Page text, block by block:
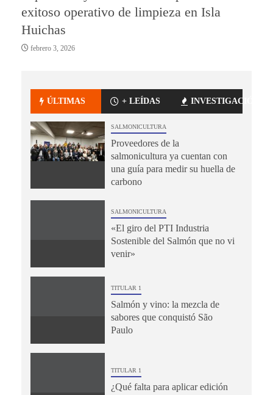
exitoso operativo de limpieza en Isla
Huichas
febrero 3, 2026
ÚLTIMAS + LEÍDAS INVESTIGACIÓN
SALMONICULTURA
Proveedores de la
salmonicultura ya cuentan con
una guía para medir su huella de
carbono
SALMONICULTURA
«El giro del PTI Industria
Sostenible del Salmón que no vi
venir»
TITULAR 1
Salmón y vino: la mezcla de
sabores que conquistó São
Paulo
TITULAR 1
¿Qué falta para aplicar edición